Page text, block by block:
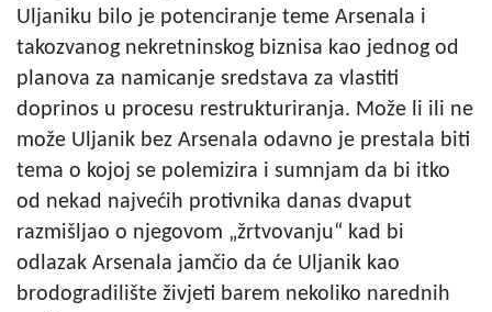
Uljaniku bilo je potenciranje teme Arsenala i
takozvanog nekretninskog biznisa kao jednog od
planova za namicanje sredstava za vlastiti
doprinos u procesu restrukturiranja. Može li ili ne
može Uljanik bez Arsenala odavno je prestala biti
tema o kojoj se polemizira i sumnjam da bi itko
od nekad najvećih protivnika danas dvaput
razmišljao o njegovom „žrtvovanju“ kad bi
odlazak Arsenala jamčio da će Uljanik kao
brodogradilište živjeti barem nekoliko narednih